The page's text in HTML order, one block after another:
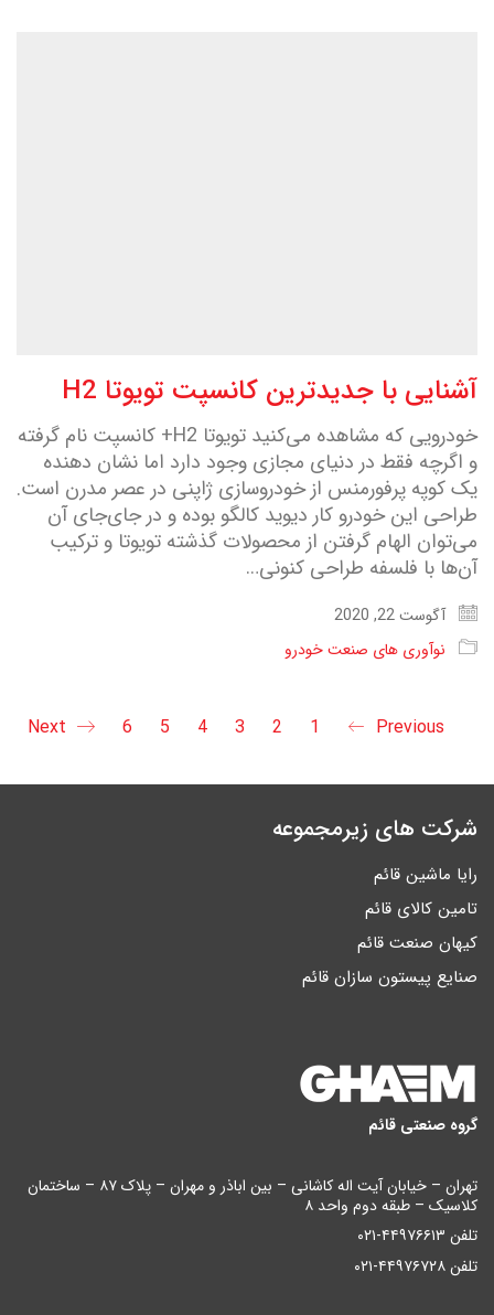
آشنایی با جدیدترین کانسپت تویوتا H2
خودرویی که مشاهده می‌کنید تویوتا H2+ کانسپت نام گرفته
و اگرچه فقط در دنیای مجازی وجود دارد اما نشان دهنده
یک کوپه پرفورمنس از خودروسازی ژاپنی در عصر مدرن است.
طراحی این خودرو کار دیوید کالگو بوده و در جای‌جای آن
می‌توان الهام گرفتن از محصولات گذشته تویوتا و ترکیب
آن‌ها با فلسفه طراحی کنونی…
آگوست 22, 2020
نوآوری های صنعت خودرو
Previous
1
2
3
4
5
6
Next
شرکت های زیرمجموعه
رایا ماشین قائم
تامین کالای قائم
کیهان صنعت قائم
صنایع پیستون سازان قائم
گروه صنعتی قائم
تهران – خیابان آیت اله کاشانی – بین اباذر و مهران – پلاک ۸۷ – ساختمان
کلاسیک – طبقه دوم واحد ۸
تلفن ۴۴۹۷۶۶۱۳-۰۲۱
تلفن ۴۴۹۷۶۷۲۸-۰۲۱